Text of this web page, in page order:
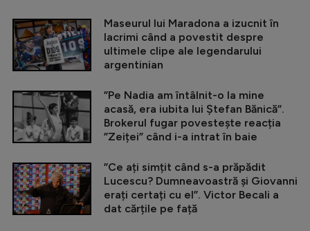
Maseurul lui Maradona a izucnit în
lacrimi când a povestit despre
ultimele clipe ale legendarului
argentinian
”Pe Nadia am întâlnit-o la mine
acasă, era iubita lui Ștefan Bănică”.
Brokerul fugar povestește reacția
”Zeiței” când i-a intrat în baie
”Ce ați simțit când s-a prăpădit
Lucescu? Dumneavoastră și Giovanni
erați certați cu el”. Victor Becali a
dat cărțile pe față